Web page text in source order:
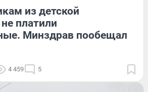
из детской
платили
Минздрав пообещал
4 459 5